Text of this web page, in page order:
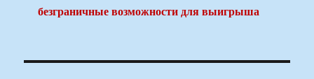
безграничные возможности для выигрыша